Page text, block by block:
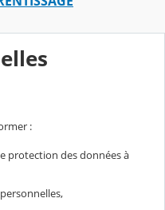
:
protection des données à